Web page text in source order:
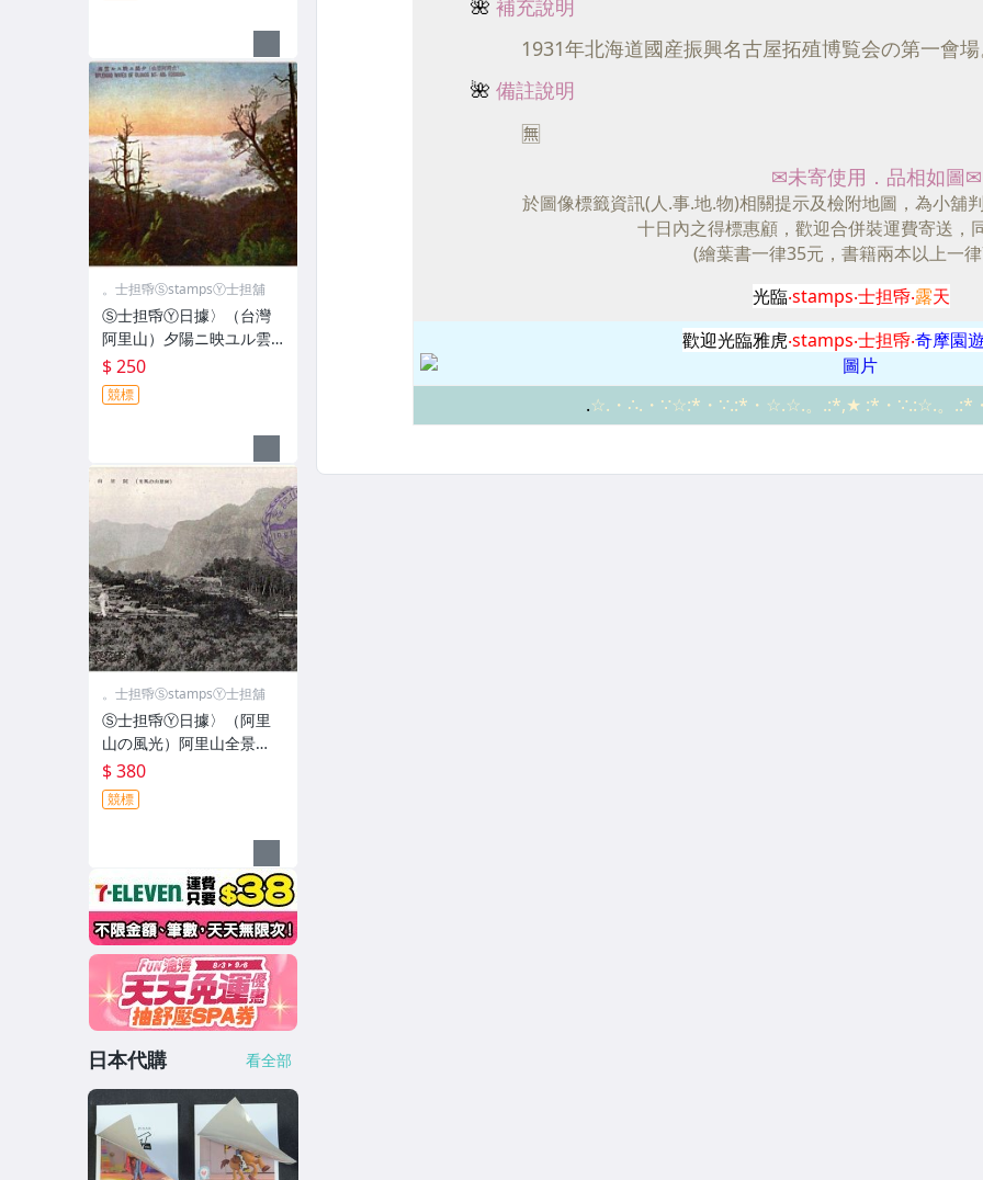
。士担帋ⓈstampsⓎ士担舖
Ⓢ士担帋Ⓨ日據〉（台灣
阿里山）夕陽ニ映ユル雲
海〈繪葉書 明信片
$ 250
競標
。士担帋ⓈstampsⓎ士担舖
Ⓢ士担帋Ⓨ日據〉（阿里
山の風光）阿里山全景
〈繪葉書 ㊞登山記念
$ 380
競標
日本代購 看全部